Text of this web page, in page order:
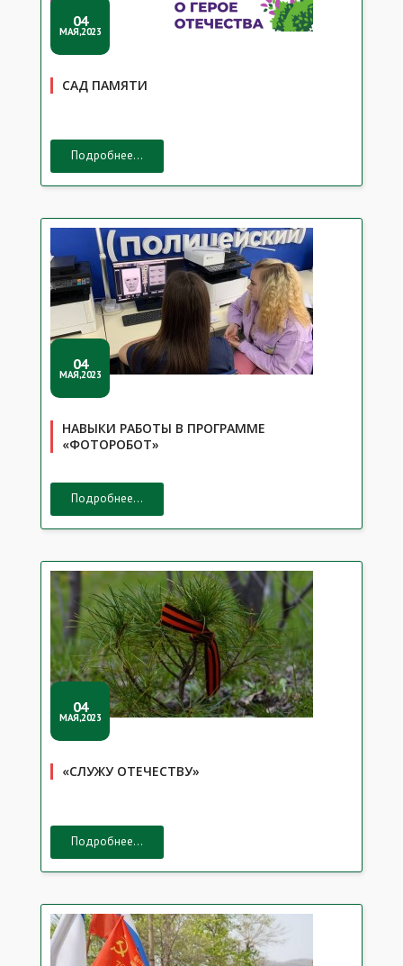
04
МАЯ,2023
САД ПАМЯТИ
Подробнее...
04
МАЯ,2023
НАВЫКИ РАБОТЫ В ПРОГРАММЕ
«ФОТОРОБОТ»
Подробнее...
04
МАЯ,2023
«СЛУЖУ ОТЕЧЕСТВУ»
Подробнее...